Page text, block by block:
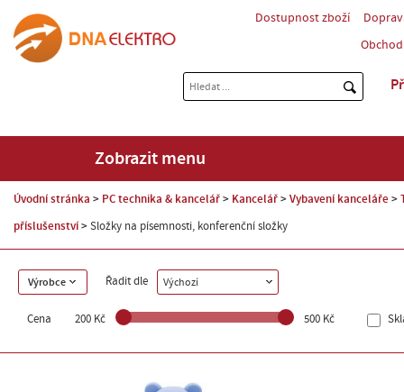
Dostupnost zboží
Zobrazit menu
Úvodní stránka PC technika & kancelář Kancelář Vybavení kanceláře
příslušenství Složky na písemnosti, konferenční složky
Výrobce Řadit dle Výchozí
Cena 200 Kč 500 Kč